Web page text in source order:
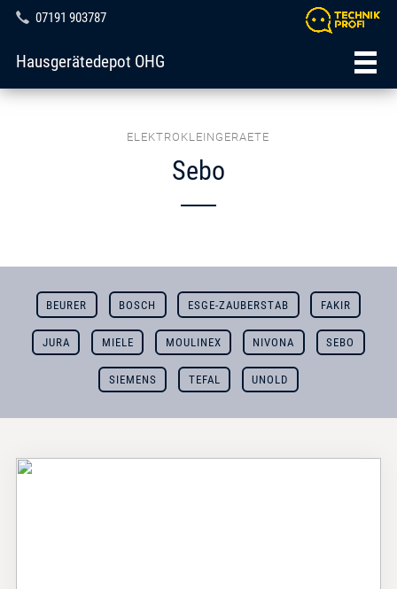
07191 903787
Hausgerätedepot OHG
ELEKTROKLEINGERAETE
Sebo
BEURER BOSCH ESGE-ZAUBERSTAB FAKIR
JURA MIELE MOULINEX NIVONA SEBO
SIEMENS TEFAL UNOLD